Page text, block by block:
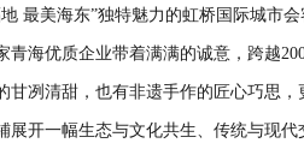
最美海东”独特魅力的虹桥国际城市
青海优质企业带着满满的诚意，跨越
甘冽清甜，也有非遗手作的匠心巧思
展开一幅生态与文化共生、传统与现代